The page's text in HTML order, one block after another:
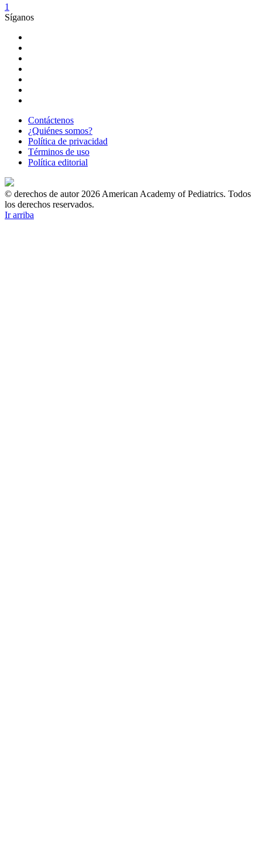
1
Síganos
Contáctenos
¿Quiénes somos?
Política de privacidad
Términos de uso
Política editorial
© derechos de autor 2026 American Academy of Pediatrics. Todos
los derechos reservados.
Ir arriba